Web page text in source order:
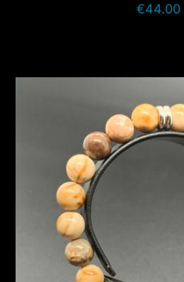
€44.00